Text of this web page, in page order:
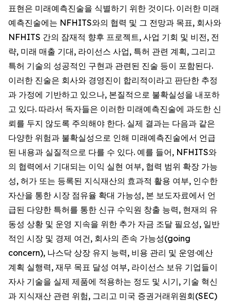
표현은 미래예측진술을 식별하기 위한 것이다. 이러한 미래
예측진술에는 NFHITS와의 협력 및 그 전망과 목표, 회사와
NFHITS 간의 잠재적 향후 프로젝트, 사업 기회 및 비전, 전
략, 미래 매출 기대, 라이선스 사업, 특허 관련 계획, 그리고
특허 기술의 성공적인 구현과 관련된 진술 등이 포함된다.
이러한 진술은 회사와 경영진이 합리적이라고 판단한 추정
과 가정에 기반하고 있으나, 본질적으로 불확실성을 내포하
고 있다. 따라서 독자들은 이러한 미래예측진술에 과도한 신
뢰를 두지 않도록 주의해야 한다. 실제 결과는 다음과 같은
다양한 위험과 불확실성으로 인해 미래예측진술에서 언급
된 내용과 실질적으로 다를 수 있다. 예를 들어, NFHITS와
의 협력에서 기대되는 이익 실현 여부, 협력 범위 확장 가능
성, 허가 또는 등록된 지식재산의 효과적 활용 여부, 인수한
자산을 통한 시장 점유율 확대 가능성, 본 보도자료에서 언
급된 다양한 특허를 통한 신규 수익원 창출 능력, 현재의 유
동성 상황 및 운영 지속을 위한 추가 자금 조달 필요성, 일반
적인 시장 및 경제 여건, 회사의 존속 가능성(going
concern), 나스닥 상장 유지 능력, 비용 관리 및 운영·예산
계획 실행력, 재무 목표 달성 여부, 라이선스 보유 기업들이
자사 기술을 실제 제품에 적용하는 정도 및 시기, 기술 혁신
과 지식재산 관련 위험, 그리고 미국 증권거래위원회(SEC)